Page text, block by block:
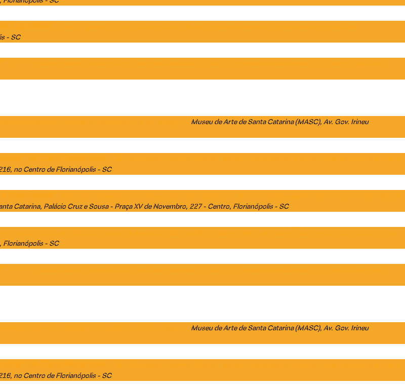
- SC
Museu de Arte de Santa Catarina (MASC), Av. Gov. Irineu
no Centro de Florianópolis - SC
Catarina, Palácio Cruz e Sousa - Praça XV de Novembro, 227 - Centro, Florianópolis - SC
Florianópolis - SC
Museu de Arte de Santa Catarina (MASC), Av. Gov. Irineu
no Centro de Florianópolis - SC